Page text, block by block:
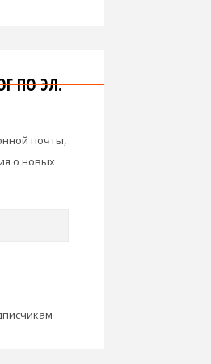
ПО ЭЛ.
почты,
о новых